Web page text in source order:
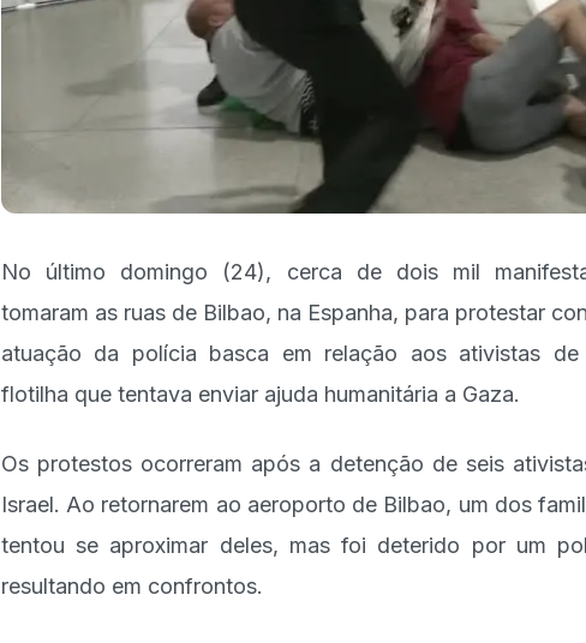
No último domingo (24), cerca de dois mil
tomaram as ruas de Bilbao, na Espanha, para protestar
atuação da polícia basca em relação aos ativistas de
flotilha que tentava enviar ajuda humanitária a Gaza.
Os protestos ocorreram após a detenção de seis
Israel. Ao retornarem ao aeroporto de Bilbao, um dos
tentou se aproximar deles, mas foi deterido por um
resultando em confrontos.